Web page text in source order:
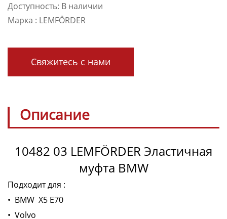
Доступность: В наличии
Марка : LEMFÖRDER
Свяжитесь с нами
Описание
10482 03 LEMFÖRDER Эластичная
муфта BMW
Подходит для :
• BMW X5 E70
• Volvo